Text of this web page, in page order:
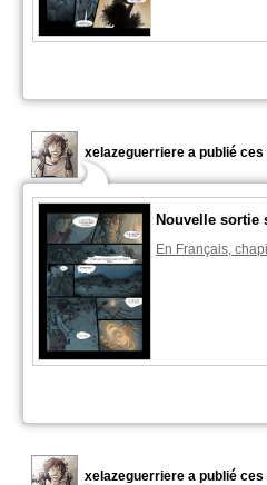
xelazeguerriere a publié ces
Nouvelle sortie
En Français,
xelazeguerriere a publié ces